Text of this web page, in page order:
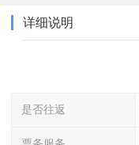
详细说明
是否往返